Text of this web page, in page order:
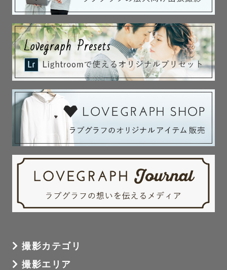
撮影カテゴリ
撮影エリア